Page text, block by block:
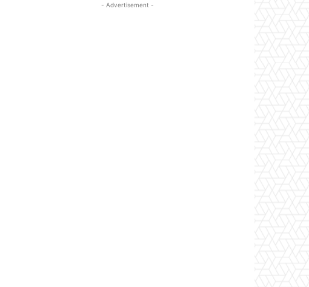
- Advertisement -